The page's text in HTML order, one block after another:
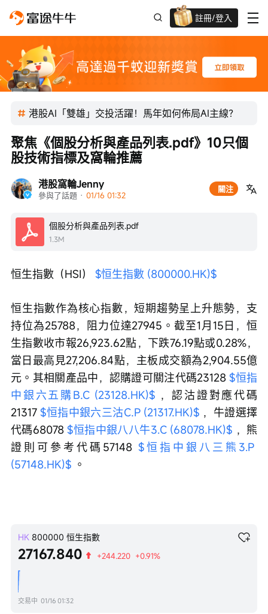
註冊/登入
迎新驚喜賞 股票/BTC等任你揀!
港股AI「雙雄」交投活躍！馬年如何佈局AI主線？
港股窩輪Jenny
參與了話題 · 01/16 01:32
關注
聚焦《個股分析與產品列表.pdf》10只個
股技術指標及窩輪推薦
個股分析與產品列表.pdf
1.3M
恒生指數（HSI） $恒生指數 (800000.HK)$
恒生指數作為核心指數，短期趨勢呈上升態勢，支
持位為25788，阻力位達27945。截至1月15日，恒
生指數收市報26,923.62點，下跌76.19點或0.28%，
當日最高見27,206.84點，主板成交額為2,904.55億
元。其相關產品中，認購證可關注代碼23128 $恒指
中銀六五購B.C (23128.HK)$ ，認沽證對應代碼
21317 $恒指中銀六三沽C.P (21317.HK)$ ，牛證選擇
代碼68078 $恒指中銀八八牛3.C (68078.HK)$ ，熊
證則可參考代碼57148 $恒指中銀八三熊3.P
(57148.HK)$ 。
HK 800000 恒生指數
27167.840 +244.220 +0.91%
交易中 01/16 01:32